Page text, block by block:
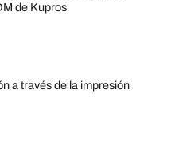
de Kupros
a través de la impresión